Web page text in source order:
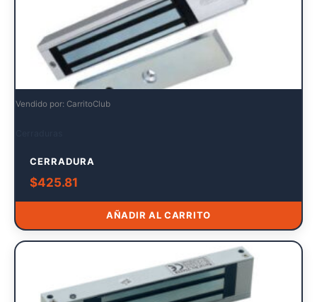
Vendido por: CarritoClub
CERRADURA
$425.81
AÑADIR AL CARRITO